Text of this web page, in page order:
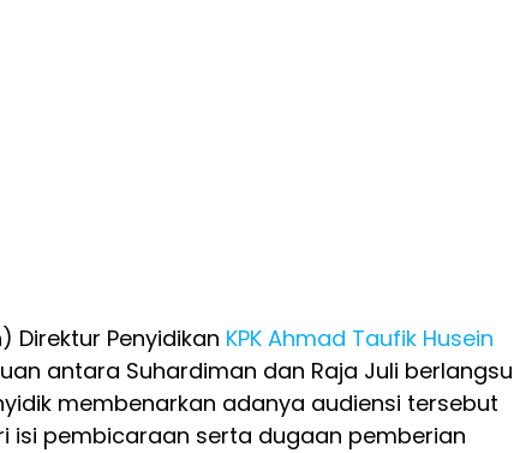
Direktur Penyidikan KPK Ahmad Taufik Husein
antara Suhardiman dan Raja Juli
membenarkan adanya audiensi tersebut
isi pembicaraan serta dugaan pemberian